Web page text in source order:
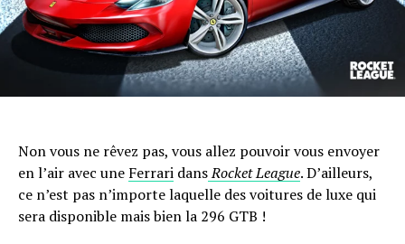
Non vous ne rêvez pas, vous allez pouvoir vous envoyer
en l’air avec une Ferrari dansRocket League. D’ailleurs,
ce n’est pas n’importe laquelle des voitures de luxe qui
sera disponible mais bien la 296 GTB !